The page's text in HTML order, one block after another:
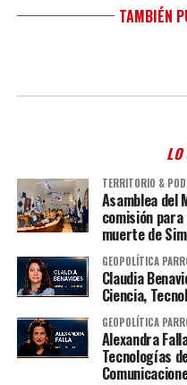
TAMBIÉN
TERRITORIO &
Asamblea del
comisión
muerte de
GEOPOLÍTICA
Claudia
Ciencia,
GEOPOLÍTICA
Alexandra
Tecnologías